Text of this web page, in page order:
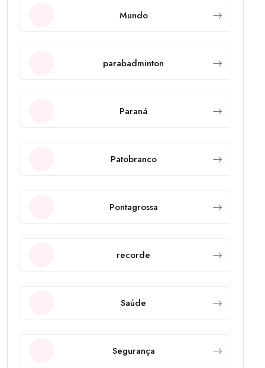
Mundo
parabadminton
Paraná
Patobranco
Pontagrossa
recorde
Saúde
Segurança